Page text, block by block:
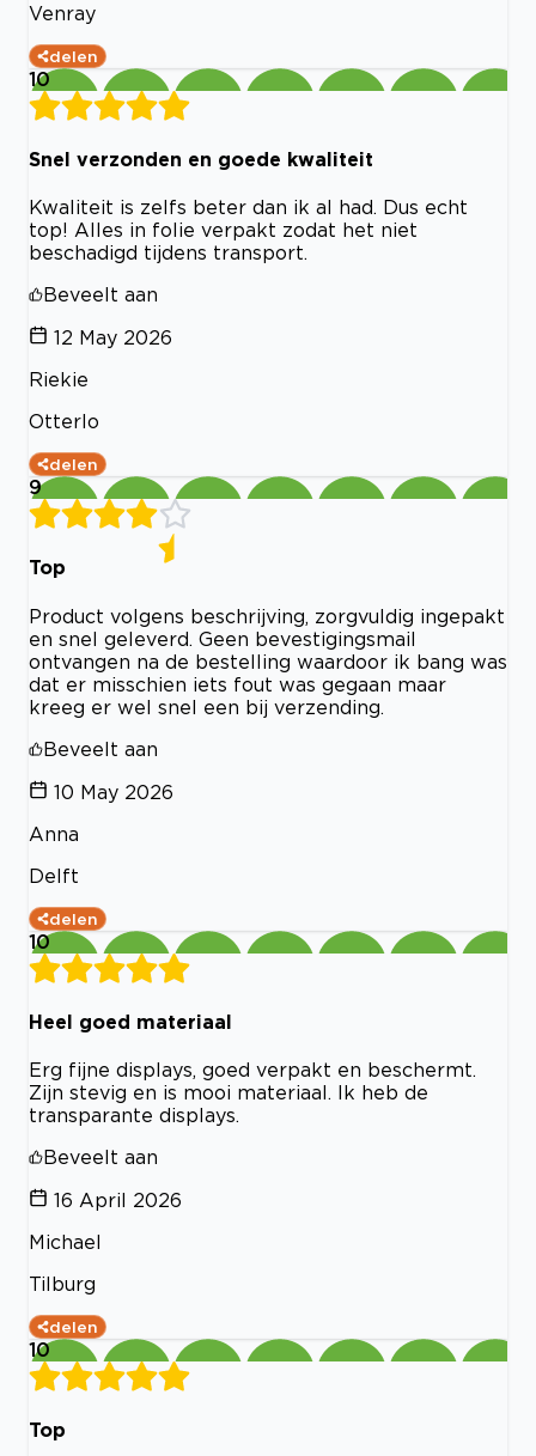
Venray
delen
10
Snel verzonden en goede kwaliteit
Kwaliteit is zelfs beter dan ik al had. Dus echt
top! Alles in folie verpakt zodat het niet
beschadigd tijdens transport.
Beveelt aan
12 May 2026
Riekie
Otterlo
delen
9
Top
Product volgens beschrijving, zorgvuldig ingepakt
en snel geleverd. Geen bevestigingsmail
ontvangen na de bestelling waardoor ik bang was
dat er misschien iets fout was gegaan maar
kreeg er wel snel een bij verzending.
Beveelt aan
10 May 2026
Anna
Delft
delen
10
Heel goed materiaal
Erg fijne displays, goed verpakt en beschermt.
Zijn stevig en is mooi materiaal. Ik heb de
transparante displays.
Beveelt aan
16 April 2026
Michael
Tilburg
delen
10
Top